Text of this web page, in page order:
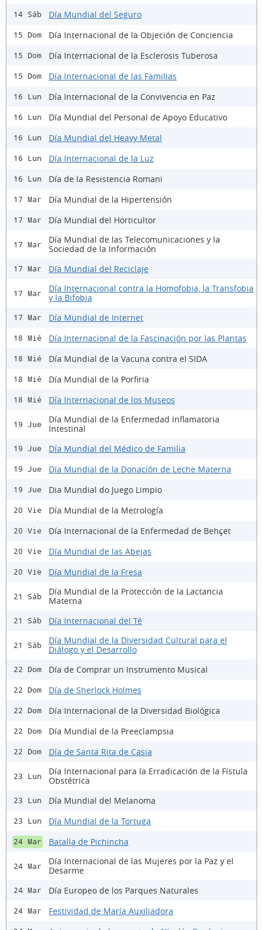
14 Sáb Día Mundial del Seguro
15 Dom Día Internacional de la Objeción de Conciencia
15 Dom Día Internacional de la Esclerosis Tuberosa
15 Dom Día Internacional de las Familias
16 Lun Día Internacional de la Convivencia en Paz
16 Lun Día Mundial del Personal de Apoyo Educativo
16 Lun Día Mundial del Heavy Metal
16 Lun Día Internacional de la Luz
16 Lun Día de la Resistencia Romani
17 Mar Día Mundial de la Hipertensión
17 Mar Día Mundial del Horticultor
17 Mar
Día Mundial de las Telecomunicaciones y la
Sociedad de la Información
17 Mar Día Mundial del Reciclaje
17 Mar
Día Internacional contra la Homofobia, la Transfobia
y la Bifobia
17 Mar Día Mundial de Internet
18 Mié Día Internacional de la Fascinación por las Plantas
18 Mié Día Mundial de la Vacuna contra el SIDA
18 Mié Día Mundial de la Porfiria
18 Mié Día Internacional de los Museos
19 Jue
Día Mundial de la Enfermedad Inflamatoria
Intestinal
19 Jue Día Mundial del Médico de Familia
19 Jue Día Mundial de la Donación de Leche Materna
19 Jue Dia Mundial do Juego Limpio
20 Vie Día Mundial de la Metrología
20 Vie Día Internacional de la Enfermedad de Behçet
20 Vie Día Mundial de las Abejas
20 Vie Día Mundial de la Fresa
21 Sáb
Día Mundial de la Protección de la Lactancia
Materna
21 Sáb Día Internacional del Té
21 Sáb
Día Mundial de la Diversidad Cultural para el
Diálogo y el Desarrollo
22 Dom Día de Comprar un Instrumento Musical
22 Dom Día de Sherlock Holmes
22 Dom Día Internacional de la Diversidad Biológica
22 Dom Día Mundial de la Preeclampsia
22 Dom Día de Santa Rita de Casia
23 Lun
Día Internacional para la Erradicación de la Fístula
Obstétrica
23 Lun Día Mundial del Melanoma
23 Lun Día Mundial de la Tortuga
24 Mar Batalla de Pichincha
24 Mar
Día Internacional de las Mujeres por la Paz y el
Desarme
24 Mar Día Europeo de los Parques Naturales
24 Mar Festividad de María Auxiliadora